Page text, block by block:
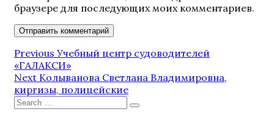
браузере для последующих моих комментариев.
Навигация
по
записям
Previous
Post
Previous Учебный центр судоводителей
«ГАЛАКСИ»
Next
Post
Next Колыванова Светлана Владимировна,
киргизы, полицейские
Search
for:
Search